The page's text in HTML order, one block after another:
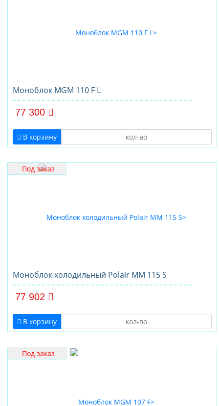
Моноблок MGM 110 F L
77 300
В корзину
Под заказ
Моноблок холодильный Polair MM 115 S
77 902
В корзину
Под заказ